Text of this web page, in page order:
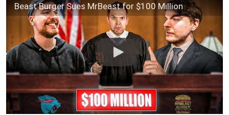
Beast Burger Sues MrBeast for $100 Million